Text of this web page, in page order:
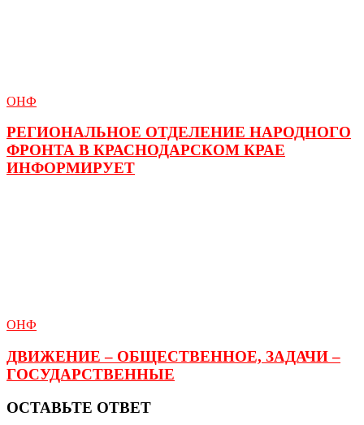
ОНФ
РЕГИОНАЛЬНОЕ ОТДЕЛЕНИЕ НАРОДНОГО
ФРОНТА В КРАСНОДАРСКОМ КРАЕ
ИНФОРМИРУЕТ
ОНФ
ДВИЖЕНИЕ – ОБЩЕСТВЕННОЕ, ЗАДАЧИ –
ГОСУДАРСТВЕННЫЕ
ОСТАВЬТЕ ОТВЕТ